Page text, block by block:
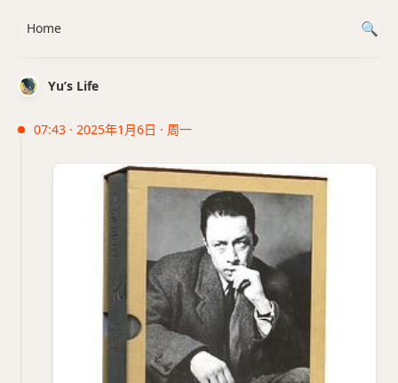
Yu’s Life
07:43 · 2025年1月6日 · 周一
Home